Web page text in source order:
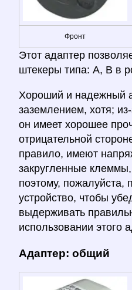
Фронт
Этот адаптер
штекеры типа: A, B в
Хороший и надежный
заземлением, хотя;
он имеет хорошее
отрицательной
правило, имеют
закругленные
поэтому, пожалуйста,
устройство, чтобы
выдерживать
использовании этого
Адаптер: общий